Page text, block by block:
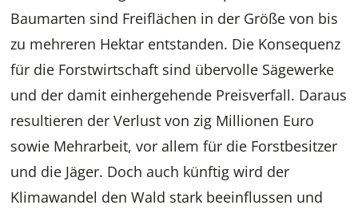
Baumarten sind Freiflächen in der Größe von bis
zu mehreren Hektar entstanden. Die Konsequenz
für die Forstwirtschaft sind übervolle Sägewerke
und der damit einhergehende Preisverfall. Daraus
resultieren der Verlust von zig Millionen Euro
sowie Mehrarbeit, vor allem für die Forstbesitzer
und die Jäger. Doch auch künftig wird der
Klimawandel den Wald stark beeinflussen und